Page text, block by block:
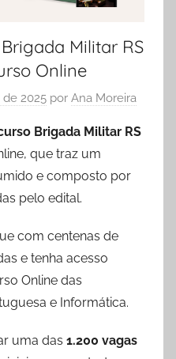
Militar RS
Online
2025 por Ana Moreira
Brigada Militar RS
que traz um
e composto por
pelo edital.
com centenas de
e tenha acesso
Online das
e Informática.
uma das 1.200 vagas